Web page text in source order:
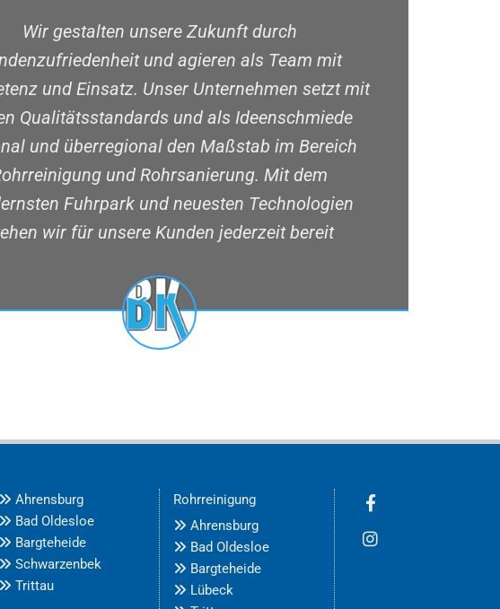
Wir gestalten unsere Zukunft durch
und agieren als Team mit
und Einsatz. Unser Unternehmen setzt mit
Qualitätsstandards und als Ideenschmiede
und überregional den Maßstab im Bereich
und Rohrsanierung. Mit dem
Fuhrpark und neuesten Technologien
wir für unsere Kunden jederzeit bereit
 Ahrensburg
 Bad Oldesloe
 Bargteheide
 Schwarzenbek
 Trittau
Rohrreinigung
 Ahrensburg
 Bad Oldesloe
 Bargteheide
 Lübeck